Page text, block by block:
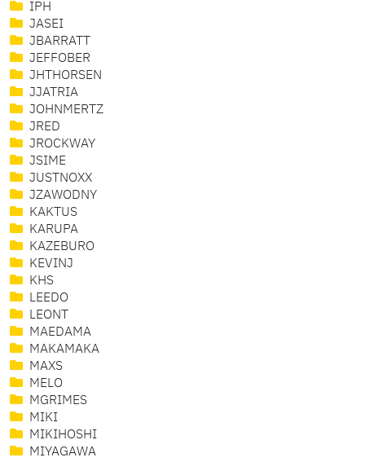
IPH
JASEI
JBARRATT
JEFFOBER
JHTHORSEN
JJATRIA
JOHNMERTZ
JRED
JROCKWAY
JSIME
JUSTNOXX
JZAWODNY
KAKTUS
KARUPA
KAZEBURO
KEVINJ
KHS
LEEDO
LEONT
MAEDAMA
MAKAMAKA
MAXS
MELO
MGRIMES
MIKI
MIKIHOSHI
MIYAGAWA